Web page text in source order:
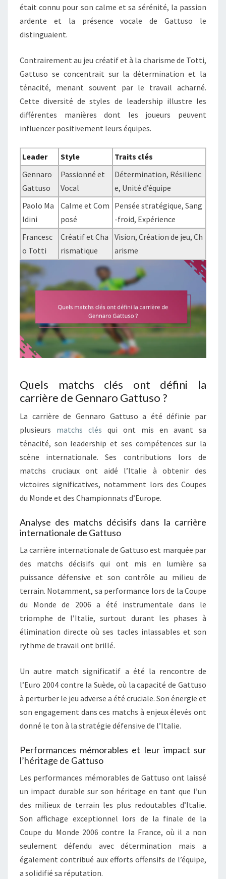
était connu pour son calme et sa sérénité, la passion
ardente et la présence vocale de Gattuso le
distinguaient.
Contrairement au jeu créatif et à la charisme de Totti,
Gattuso se concentrait sur la détermination et la
ténacité, menant souvent par le travail acharné.
Cette diversité de styles de leadership illustre les
différentes manières dont les joueurs peuvent
influencer positivement leurs équipes.
Leader Style
Traits clés
Gennaro
Gattuso
Passionné et
Vocal
Détermination, Résilienc
e, Unité d’équipe
Paolo Ma
ldini
Calme et Com
posé
Pensée stratégique, Sang
-froid, Expérience
Francesc
o Totti
Créatif et Cha
rismatique
Vision, Création de jeu, Ch
arisme
Quels matchs clés ont défini la
carrière de Gennaro Gattuso ?
La carrière de Gennaro Gattuso a été définie par
plusieurs matchs clés qui ont mis en avant sa
ténacité, son leadership et ses compétences sur la
scène internationale. Ses contributions lors de
matchs cruciaux ont aidé l’Italie à obtenir des
victoires significatives, notamment lors des Coupes
du Monde et des Championnats d’Europe.
Analyse des matchs décisifs dans la carrière
internationale de Gattuso
La carrière internationale de Gattuso est marquée par
des matchs décisifs qui ont mis en lumière sa
puissance défensive et son contrôle au milieu de
terrain. Notamment, sa performance lors de la Coupe
du Monde de 2006 a été instrumentale dans le
triomphe de l’Italie, surtout durant les phases à
élimination directe où ses tacles inlassables et son
rythme de travail ont brillé.
Un autre match significatif a été la rencontre de
l’Euro 2004 contre la Suède, où la capacité de Gattuso
à perturber le jeu adverse a été cruciale. Son énergie et
son engagement dans ces matchs à enjeux élevés ont
donné le ton à la stratégie défensive de l’Italie.
Performances mémorables et leur impact sur
l’héritage de Gattuso
Les performances mémorables de Gattuso ont laissé
un impact durable sur son héritage en tant que l’un
des milieux de terrain les plus redoutables d’Italie.
Son affichage exceptionnel lors de la finale de la
Coupe du Monde 2006 contre la France, où il a non
seulement défendu avec détermination mais a
également contribué aux efforts offensifs de l’équipe,
a solidifié sa réputation.